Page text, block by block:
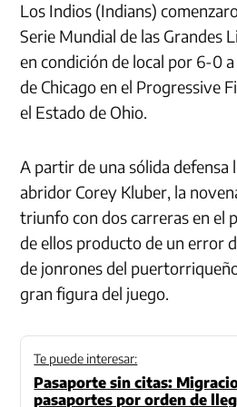
Los Indios (Indians)
Serie Mundial de las Grandes
en condición de local por 6-0
de Chicago en el Progressive
el Estado de Ohio.
A partir de una sólida
abridor Corey Kluber, la
triunfo con dos carreras en el
de ellos producto de un error
de jonrones del
gran figura del juego.
Te puede interesar:
Pasaporte sin citas:
pasaportes por orden de